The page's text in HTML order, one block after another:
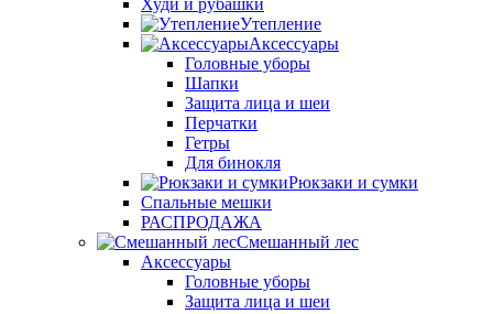
Худи и рубашки
Утепление
Аксессуары
Головные уборы
Шапки
Защита лица и шеи
Перчатки
Гетры
Для бинокля
Рюкзаки и сумки
Спальные мешки
РАСПРОДАЖА
Смешанный лес
Аксессуары
Головные уборы
Защита лица и шеи